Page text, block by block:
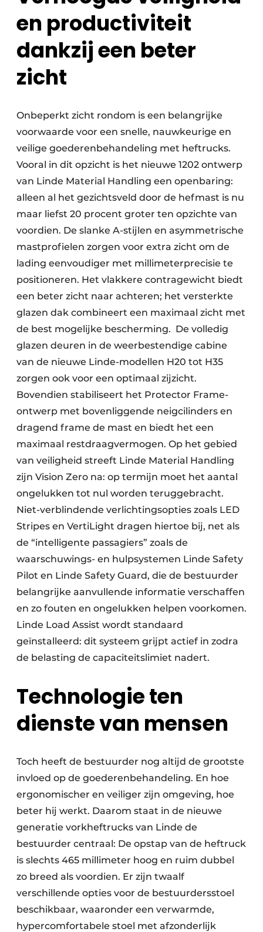
en productiviteit
dankzij een beter
zicht
Onbeperkt zicht rondom is een belangrijke
voorwaarde voor een snelle, nauwkeurige en
veilige goederenbehandeling met heftrucks.
Vooral in dit opzicht is het nieuwe 1202 ontwerp
van Linde Material Handling een openbaring:
alleen al het gezichtsveld door de hefmast is nu
maar liefst 20 procent groter ten opzichte van
voordien. De slanke A-stijlen en asymmetrische
mastprofielen zorgen voor extra zicht om de
lading eenvoudiger met millimeterprecisie te
positioneren. Het vlakkere contragewicht biedt
een beter zicht naar achteren; het versterkte
glazen dak combineert een maximaal zicht met
de best mogelijke bescherming. De volledig
glazen deuren in de weerbestendige cabine
van de nieuwe Linde-modellen H20 tot H35
zorgen ook voor een optimaal zijzicht.
Bovendien stabiliseert het Protector Frame-
ontwerp met bovenliggende neigcilinders en
dragend frame de mast en biedt het een
maximaal restdraagvermogen. Op het gebied
van veiligheid streeft Linde Material Handling
zijn Vision Zero na: op termijn moet het aantal
ongelukken tot nul worden teruggebracht.
Niet-verblindende verlichtingsopties zoals LED
Stripes en VertiLight dragen hiertoe bij, net als
de “intelligente passagiers” zoals de
waarschuwings- en hulpsystemen Linde Safety
Pilot en Linde Safety Guard, die de bestuurder
belangrijke aanvullende informatie verschaffen
en zo fouten en ongelukken helpen voorkomen.
Linde Load Assist wordt standaard
geïnstalleerd: dit systeem grijpt actief in zodra
de belasting de capaciteitslimiet nadert.
Technologie ten
dienste van mensen
Toch heeft de bestuurder nog altijd de grootste
invloed op de goederenbehandeling. En hoe
ergonomischer en veiliger zijn omgeving, hoe
beter hij werkt. Daarom staat in de nieuwe
generatie vorkheftrucks van Linde de
bestuurder centraal: De opstap van de heftruck
is slechts 465 millimeter hoog en ruim dubbel
zo breed als voordien. Er zijn twaalf
verschillende opties voor de bestuurdersstoel
beschikbaar, waaronder een verwarmde,
hypercomfortabele stoel met afzonderlijk